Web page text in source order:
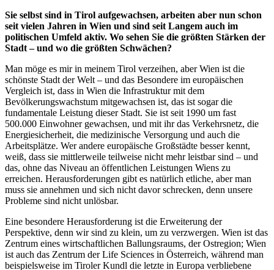
Sie selbst sind in Tirol aufgewachsen, arbeiten aber nun schon
seit vielen Jahren in Wien und sind seit Langem auch im
politischen Umfeld aktiv. Wo sehen Sie die größten Stärken der
Stadt – und wo die größten Schwächen?
Man möge es mir in meinem Tirol verzeihen, aber Wien ist die
schönste Stadt der Welt – und das Besondere im europäischen
Vergleich ist, dass in Wien die Infrastruktur mit dem
Bevölkerungswachstum mitgewachsen ist, das ist sogar die
fundamentale Leistung dieser Stadt. Sie ist seit 1990 um fast
500.000 Einwohner gewachsen, und mit ihr das Verkehrsnetz, die
Energiesicherheit, die medizinische Versorgung und auch die
Arbeitsplätze. Wer andere europäische Großstädte besser kennt,
weiß, dass sie mittlerweile teilweise nicht mehr leistbar sind – und
das, ohne das Niveau an öffentlichen Leistungen Wiens zu
erreichen. Herausforderungen gibt es natürlich etliche, aber man
muss sie annehmen und sich nicht davor schrecken, denn unsere
Probleme sind nicht unlösbar.
Eine besondere Herausforderung ist die Erweiterung der
Perspektive, denn wir sind zu klein, um zu verzwergen. Wien ist das
Zentrum eines wirtschaftlichen Ballungsraums, der Ostregion; Wien
ist auch das Zentrum der Life Sciences in Österreich, während man
beispielsweise im Tiroler Kundl die letzte in Europa verbliebene